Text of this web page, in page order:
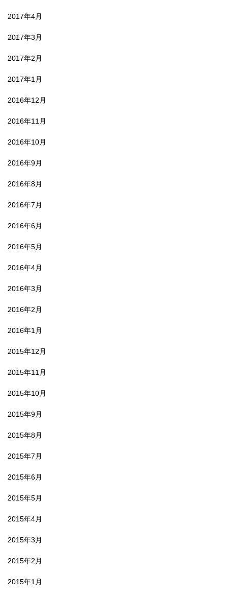
2017年4月
2017年3月
2017年2月
2017年1月
2016年12月
2016年11月
2016年10月
2016年9月
2016年8月
2016年7月
2016年6月
2016年5月
2016年4月
2016年3月
2016年2月
2016年1月
2015年12月
2015年11月
2015年10月
2015年9月
2015年8月
2015年7月
2015年6月
2015年5月
2015年4月
2015年3月
2015年2月
2015年1月